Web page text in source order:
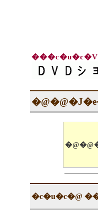
�c�u�c�@